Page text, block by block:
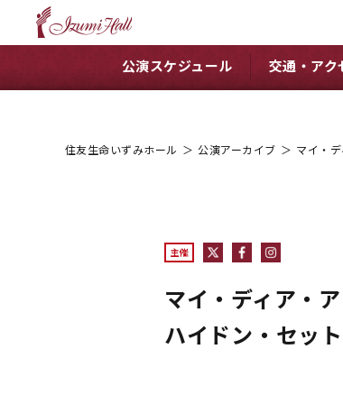
公演スケジュール 交通・アク
住友生命いずみホール ＞ 公演アーカイブ ＞ マイ・
主催
マイ・ディア・
ハイドン・セッ